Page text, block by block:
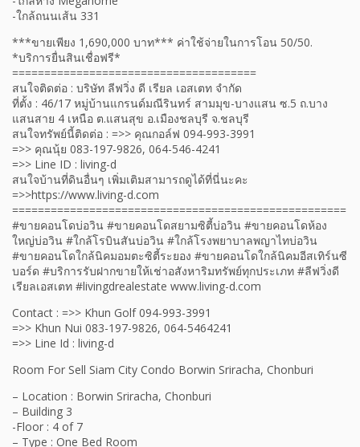
-ใกล้ถนนเส้น 331
***ขายเพียง 1,690,000 บาท*** ค่าใช้จ่ายในการโอน 50/50.
*บริการยื่นสินเชื่อฟรี*
======================================
สนใจติดต่อ : บริษัท ลีฟวิ่ง ดี เรียล เอสเตท จำกัด
ที่ตั้ง : 46/17 หมู่บ้านแกรนด์มณีรินทร์ สามมุข-บางแสน ซ.5 ถ.บาง
แสนสาย 4 เหนือ ต.แสนสุข อ.เมืองชลบุรี จ.ชลบุรี
สนใจทรัพย์นี้ติดต่อ : =>> คุณกอล์ฟ 094-993-3991
=>> คุณนุ้ย 083-197-9826, 064-546-4241
=>> Line ID : living-d
สนใจบ้านที่ดินอื่นๆ เพิ่มเติมสามารถดูได้ที่นี่นะคะ
=>>https://www.living-d.com
====================================================
#ขายคอนโดบ่อวิน #ขายคอนโดสยามซิตี้บ่อวิน #ขายคอนโดห้อง
ใหญ่บ่อวิน #ใกล้โรบินสันบ่อวิน #ใกล้โรงพยาบาลพญาไทบ่อวิน
#ขายคอนโดใกล้นิคมอมตะซิตี้ระยอง #ขายคอนโดใกล้นิคมอีสเทิร์นซี
บอร์ด #บริการรับฝากขายให้เช่าอสังหาริมทรัพย์ทุกประเภท #ลีฟวิ่งดี
เรียลเอสเตท #livingdrealestate www.living-d.com
Contact : =>> Khun Golf 094-993-3991
=>> Khun Nui 083-197-9826, 064-5464241
=>> Line Id : living-d
Room For Sell Siam City Condo Borwin Sriracha, Chonburi
– Location : Borwin Sriracha, Chonburi
– Building 3
-Floor : 4 of 7
– Type : One Bed Room